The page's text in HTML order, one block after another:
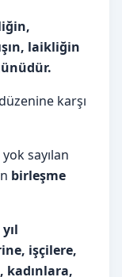
laikliğin
karşı
sayılan
birleşme
işçilere,
kadınlara,